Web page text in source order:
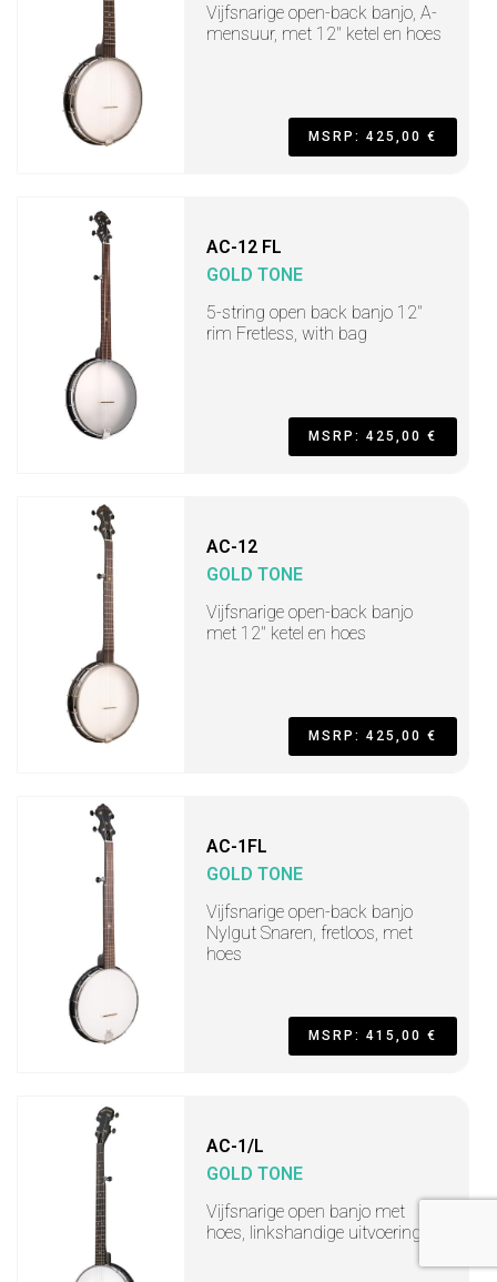
Vijfsnarige open-back banjo, A-
mensuur, met 12" ketel en hoes
MSRP: 425,00 €
AC-12 FL
GOLD TONE
5-string open back banjo 12"
rim Fretless, with bag
MSRP: 425,00 €
AC-12
GOLD TONE
Vijfsnarige open-back banjo
met 12" ketel en hoes
MSRP: 425,00 €
AC-1FL
GOLD TONE
Vijfsnarige open-back banjo
Nylgut Snaren, fretloos, met
hoes
MSRP: 415,00 €
AC-1/L
GOLD TONE
Vijfsnarige open banjo met
hoes, linkshandige uitvoering